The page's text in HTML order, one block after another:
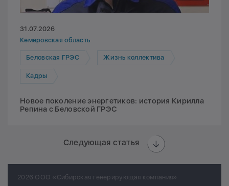
31.07.2026
Кемеровская область
Беловская ГРЭС Жизнь коллектива
Кадры
Новое поколение энергетиков: история Кирилла
Репина с Беловской ГРЭС
Следующая статья
2026 ООО «Сибирская генерирующая компания»